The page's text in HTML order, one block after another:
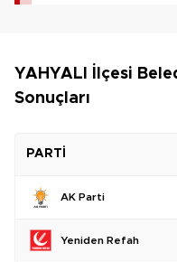
YAHYALI İlçesi
Sonuçları
PARTİ
AK Parti
Yeniden Refah